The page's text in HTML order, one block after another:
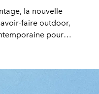
la nouvelle
faire outdoor,
pour